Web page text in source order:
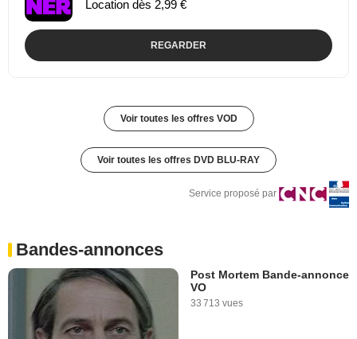
Location dès 2,99 €
REGARDER
Voir toutes les offres VOD
Voir toutes les offres DVD BLU-RAY
Service proposé par
Bandes-annonces
Post Mortem Bande-annonce
VO
33 713 vues